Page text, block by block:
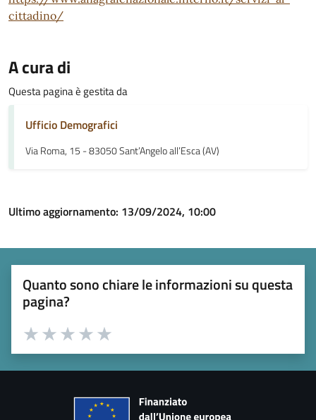
cittadino/
A cura di
Questa pagina è gestita da
Ufficio Demografici
Via Roma, 15 - 83050 Sant’Angelo all’Esca (AV)
Ultimo aggiornamento: 13/09/2024, 10:00
Quanto sono chiare le informazioni su questa
pagina?
Valuta 5 stelle su 5
Valuta 4 stelle su 5
Valuta 3 stelle su 5
Valuta 2 stelle su 5
Valuta 1 stelle su 5